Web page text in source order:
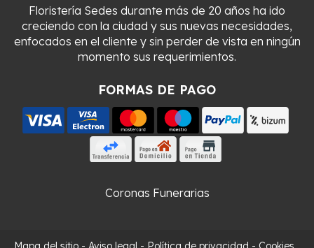
Floristería Sedes durante más de 20 años ha ido
creciendo con la ciudad y sus nuevas necesidades,
enfocados en el cliente y sin perder de vista en ningún
momento sus requerimientos.
FORMAS DE PAGO
Coronas Funerarias